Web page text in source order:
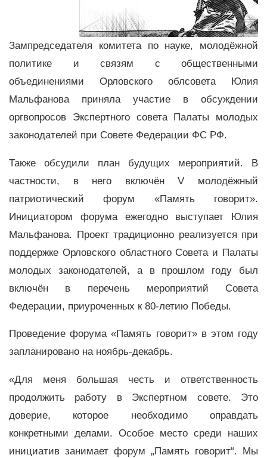
Зампредседателя комитета по науке, молодёжной
политике и связям с общественными
объединениями Орловского облсовета Юлия
Мальфанова приняла участие в обсуждении
оргвопросов Экспертного совета Палаты молодых
законодателей при Совете Федерации ФС РФ.
Также обсудили план будущих мероприятий. В
частности, в него включён V молодёжный
патриотический форум «Память говорит».
Инициатором форума ежегодно выступает Юлия
Мальфанова. Проект традиционно реализуется при
поддержке Орловского областного Совета и Палаты
молодых законодателей, а в прошлом году был
включён в перечень мероприятий Совета
Федерации, приуроченных к 80-летию Победы.
Проведение форума «Память говорит» в этом году
запланировано на ноябрь-декабрь.
«Для меня большая честь и ответственность
продолжить работу в Экспертном совете. Это
доверие, которое необходимо оправдать
конкретными делами. Особое место среди наших
инициатив занимает форум „Память говорит“. Мы